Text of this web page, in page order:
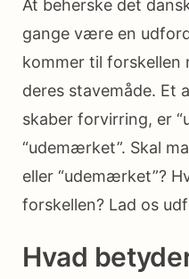
At beherske det
gange være en
kommer til forskellen
deres stavemåde. Et
skaber forvirring, er
“udemærket”. Skal
eller “udemærket”?
forskellen? Lad os
Hvad